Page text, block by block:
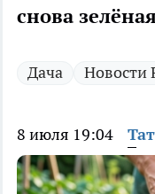
снова
Дача Новости
8 июля 19:04